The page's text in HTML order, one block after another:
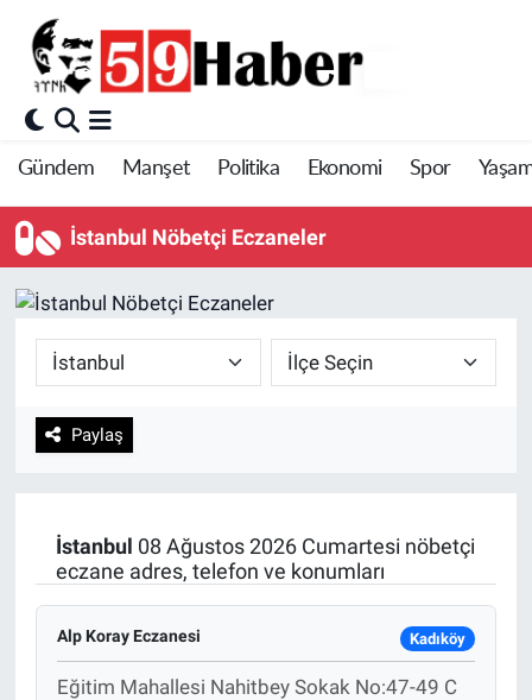
Gündem Manşet Politika Ekonomi Spor
İstanbul Nöbetçi Eczaneler
Paylaş
İstanbul 08 Ağustos 2026 Cumartesi nöbetçi
eczane adres, telefon ve konumları
Alp Koray Eczanesi Kadıköy
Eğitim Mahallesi Nahitbey Sokak No:47-49 C